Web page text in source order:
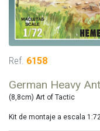
Ref. 6158
German Heavy
(8,8cm) Art of Tactic
Kit de montaje a escala